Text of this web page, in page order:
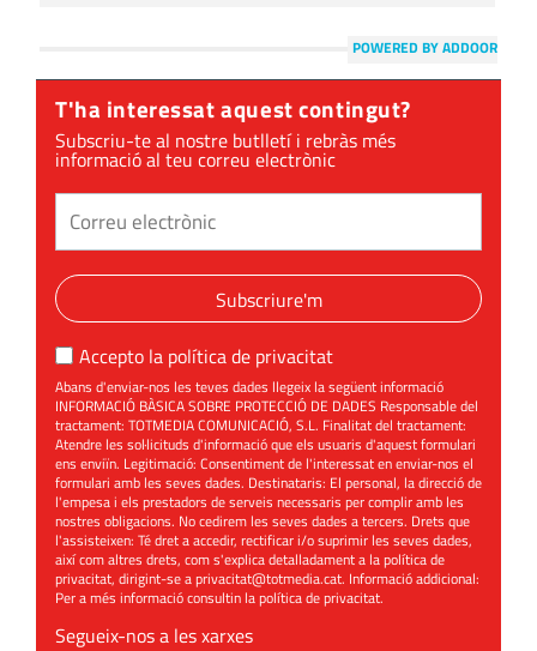
POWERED BY ADDOOR
T'ha interessat aquest contingut?
Subscriu-te al nostre butlletí i rebràs més
informació al teu correu electrònic
Subscriure'm
Accepto la política de privacitat
Abans d'enviar-nos les teves dades llegeix la següent informació
INFORMACIÓ BÀSICA SOBRE PROTECCIÓ DE DADES Responsable del
tractament: TOTMEDIA COMUNICACIÓ, S.L. Finalitat del tractament:
Atendre les sol·licituds d'informació que els usuaris d'aquest formulari
ens enviïn. Legitimació: Consentiment de l'interessat en enviar-nos el
formulari amb les seves dades. Destinataris: El personal, la direcció de
l'empesa i els prestadors de serveis necessaris per complir amb les
nostres obligacions. No cedirem les seves dades a tercers. Drets que
l'assisteixen: Té dret a accedir, rectificar i/o suprimir les seves dades,
així com altres drets, com s'explica detalladament a la política de
privacitat, dirigint-se aprivacitat@totmedia.cat. Informació addicional:
Per a més informació consultin lapolítica de privacitat.
Segueix-nos a les xarxes